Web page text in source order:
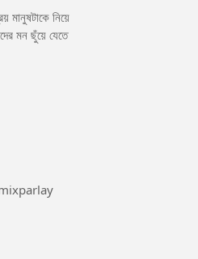
মানুষটাকে নিয়ে
মন ছুঁয়ে যেতে